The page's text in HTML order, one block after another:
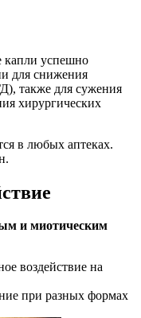
капли успешно
для снижения
также для сужения
хирургических
в любых аптеках.
и миотическим
воздействие на
при разных формах